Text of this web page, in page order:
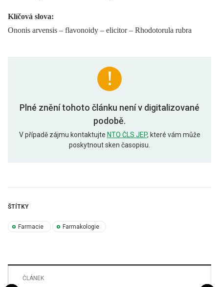
Klíčová slova:
Ononis arvensis –⁠ flavonoidy –⁠ elicitor –⁠ Rhodotorula rubra
Plné znění tohoto článku není v digitalizované
podobě.
V případě zájmu kontaktujte NTO ČLS JEP, které vám může
poskytnout sken časopisu.
ŠTÍTKY
Farmacie Farmakologie
ČLÁNEK